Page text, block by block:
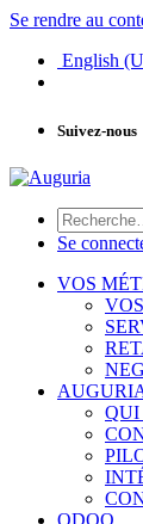
Se rendre au
English
Suivez-nous
Se
VOS
QUI